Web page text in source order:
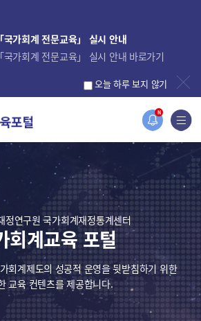
N
가회계 전문교육」 실시 안내
가회계 전문교육」 실시 안내 바로가기
오늘 하루 보지 않기
정연구원 국가회계재정통계센터
회계교육 포털
회계제도의 성공적 운영을 뒷받침하기 위한
교육 컨텐츠를 제공합니다.